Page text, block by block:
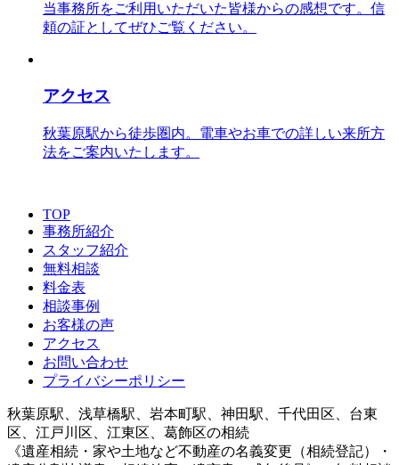
当事務所をご利用いただいた皆様からの感想です。信
頼の証としてぜひご覧ください。
アクセス
秋葉原駅から徒歩圏内。電車やお車での詳しい来所方
法をご案内いたします。
TOP
事務所紹介
スタッフ紹介
無料相談
料金表
相談事例
お客様の声
アクセス
お問い合わせ
プライバシーポリシー
秋葉原駅、浅草橋駅、岩本町駅、神田駅、千代田区、台東
区、江戸川区、江東区、葛飾区の相続
《遺産相続・家や土地など不動産の名義変更（相続登記）・